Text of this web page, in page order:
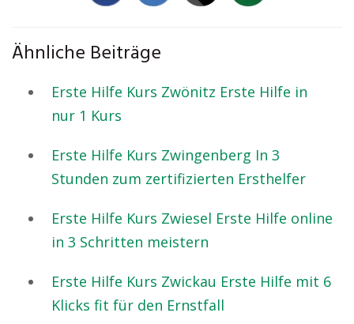
Ähnliche Beiträge
Erste Hilfe Kurs Zwönitz Erste Hilfe in
nur 1 Kurs
Erste Hilfe Kurs Zwingenberg In 3
Stunden zum zertifizierten Ersthelfer
Erste Hilfe Kurs Zwiesel Erste Hilfe online
in 3 Schritten meistern
Erste Hilfe Kurs Zwickau Erste Hilfe mit 6
Klicks fit für den Ernstfall